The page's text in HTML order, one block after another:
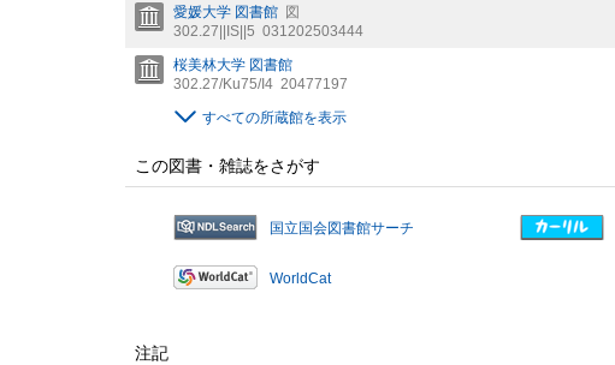
愛媛大学 図書館 図
302.27||IS||5 031202503444
桜美林大学 図書館
302.27/Ku75/I4 20477197
すべての所蔵館を表示
この図書・雑誌をさがす
国立国会図書館サーチ
WorldCat
注記